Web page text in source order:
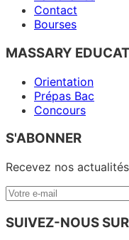
Contact
Bourses
MASSARY
Orientation
Prépas Bac
Concours
S'ABONNER
Recevez nos
Votre
mail
SUIVEZ-NOUS SUR